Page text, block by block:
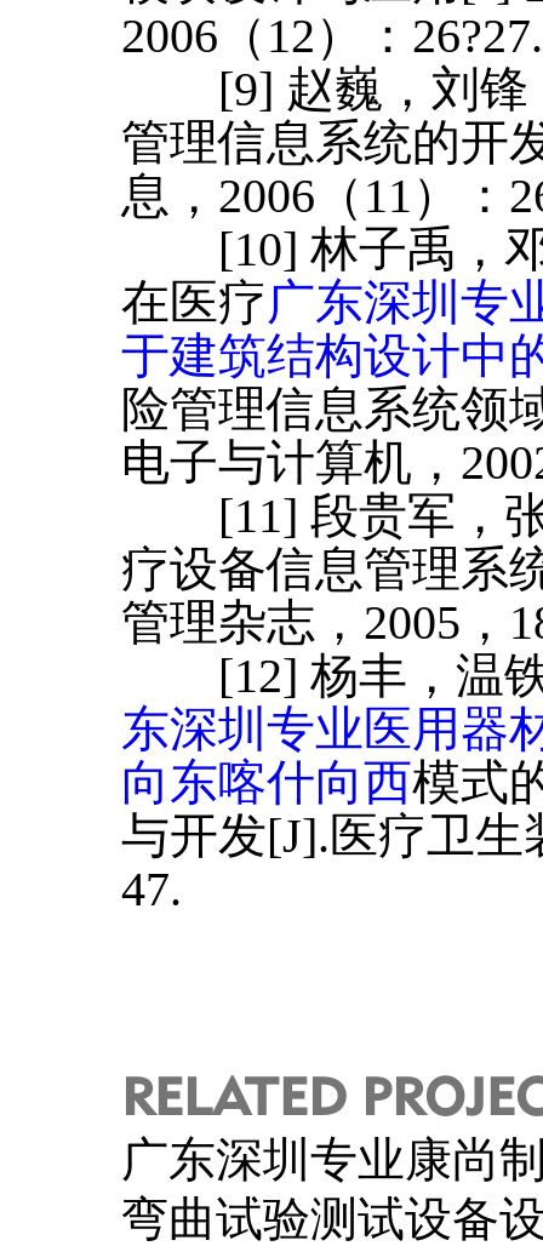
2006（12）：26?27.
[9] 赵巍，刘锋
管理信息系统的开
息，2006（11）：
[10] 林子禹，邓
在医疗广东深圳专
于建筑结构设计中
险管理信息系统领
电子与计算机，
[11] 段贵军，张
疗设备信息管理系
管理杂志，2005，
[12] 杨丰，温铁
东深圳专业医用器
向东喀什向西模式
与开发[J].医疗卫生
47.
RELATED
广东深圳专业康尚
弯曲试验测试设备